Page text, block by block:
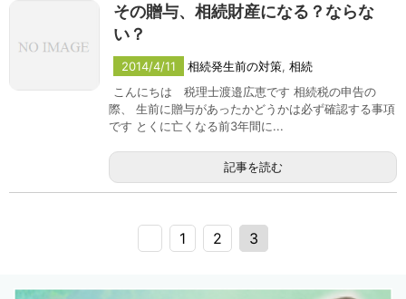
その贈与、相続財産になる？ならな
い？
2014/4/11 相続発生前の対策,相続
こんにちは 税理士渡邉広恵です 相続税の申告の
際、 生前に贈与があったかどうかは必ず確認する事項
です とくに亡くなる前3年間に...
記事を読む
1 2 3